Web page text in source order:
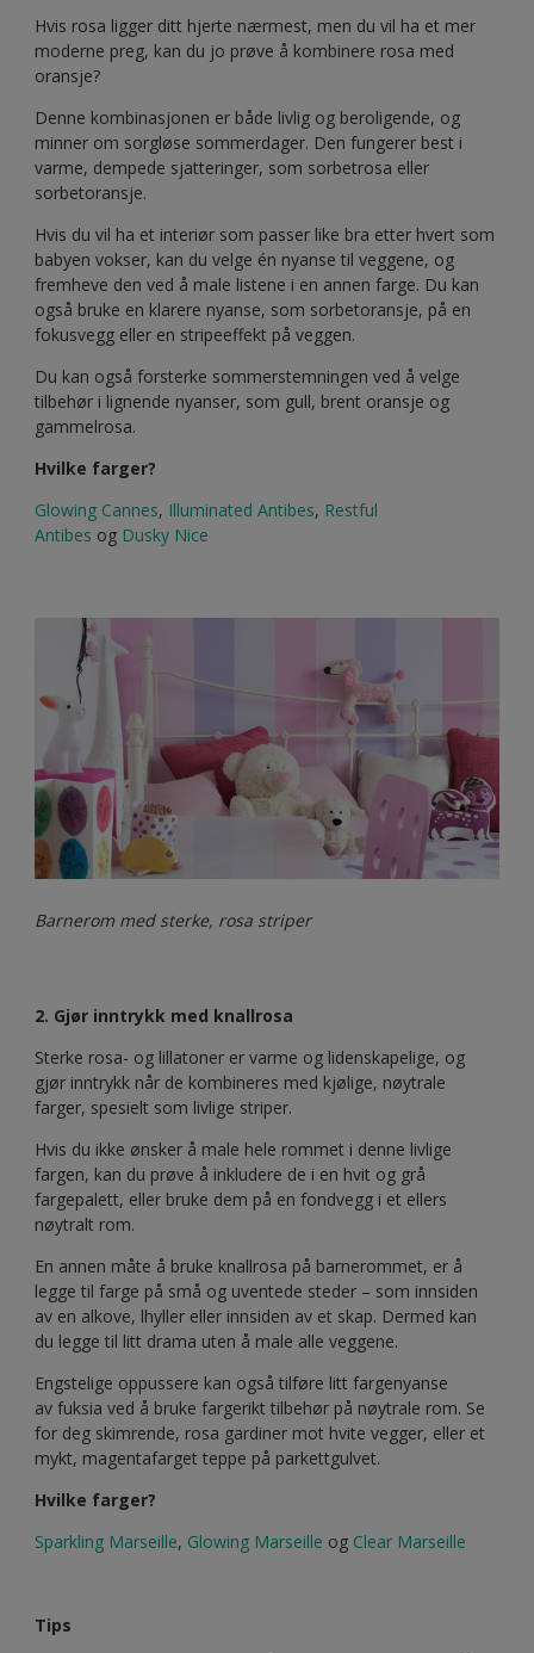
Hvis rosa ligger ditt hjerte nærmest, men du vil ha et mer
moderne preg, kan du jo prøve å kombinere rosa med
oransje?
Denne kombinasjonen er både livlig og beroligende, og
minner om sorgløse sommerdager. Den fungerer best i
varme, dempede sjatteringer, som sorbetrosa eller
sorbetoransje.
Hvis du vil ha et interiør som passer like bra etter hvert som
babyen vokser, kan du velge én nyanse til veggene, og
fremheve den ved å male listene i en annen farge. Du kan
også bruke en klarere nyanse, som sorbetoransje, på en
fokusvegg eller en stripeeffekt på veggen.
Du kan også forsterke sommerstemningen ved å velge
tilbehør i lignende nyanser, som gull, brent oransje og
gammelrosa.
Hvilke farger?
Glowing Cannes, Illuminated Antibes, Restful
Antibes og Dusky Nice
Barnerom med sterke, rosa striper
2. Gjør inntrykk med knallrosa
Sterke rosa- og lillatoner er varme og lidenskapelige, og
gjør inntrykk når de kombineres med kjølige, nøytrale
farger, spesielt som livlige striper.
Hvis du ikke ønsker å male hele rommet i denne livlige
fargen, kan du prøve å inkludere de i en hvit og grå
fargepalett, eller bruke dem på en fondvegg i et ellers
nøytralt rom.
En annen måte å bruke knallrosa på barnerommet, er å
legge til farge på små og uventede steder – som innsiden
av en alkove, lhyller eller innsiden av et skap. Dermed kan
du legge til litt drama uten å male alle veggene.
Engstelige oppussere kan også tilføre litt fargenyanse
av fuksia ved å bruke fargerikt tilbehør på nøytrale rom. Se
for deg skimrende, rosa gardiner mot hvite vegger, eller et
mykt, magentafarget teppe på parkettgulvet.
Hvilke farger?
Sparkling Marseille, Glowing Marseille og Clear Marseille
Tips